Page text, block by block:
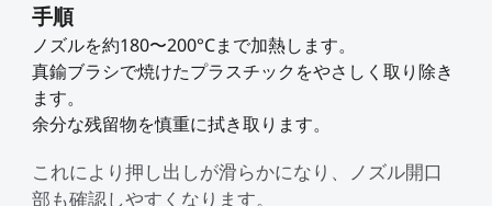
手順
ノズルを約180〜200°Cまで加熱します。
真鍮ブラシで焼けたプラスチックをやさしく取り除き
ます。
余分な残留物を慎重に拭き取ります。
これにより押し出しが滑らかになり、ノズル開口
部も確認しやすくなります。